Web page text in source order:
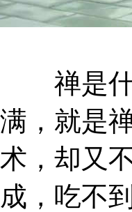
禅是什
满，就是
术，却又
成，吃不